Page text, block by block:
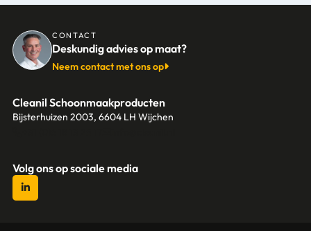
CONTACT
Deskundig advies op maat?
Neem contact met ons op
Cleanil Schoonmaakproducten
Bijsterhuizen 2003, 6604 LH Wijchen
Volg ons op sociale media